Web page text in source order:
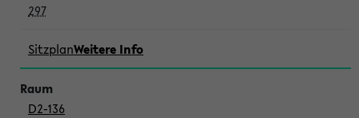
297
SitzplanWeitere Info
D2-136